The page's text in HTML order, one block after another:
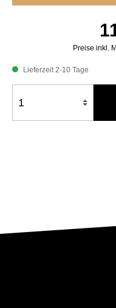
Preise inkl.
Lieferzeit 2-10 Tage